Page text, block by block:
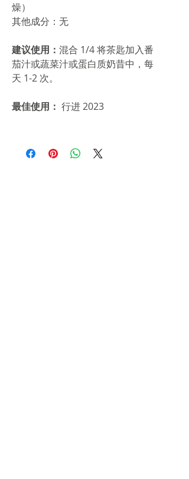
燥）
其他成分：无
建议使用： 混合 1/4 将茶匙加入番
茄汁或蔬菜汁或蛋白质奶昔中，每
天 1-2 次。
最佳使用： 行进 2023